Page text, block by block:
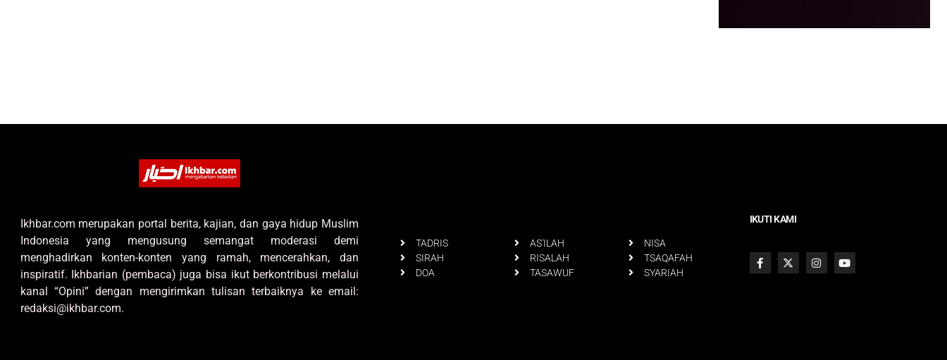
Ikhbar.com merupakan portal berita, kajian, dan gaya hidup Muslim
Indonesia yang mengusung semangat moderasi demi
menghadirkan konten-konten yang ramah, mencerahkan, dan
inspiratif. Ikhbarian (pembaca) juga bisa ikut berkontribusi melalui
kanal “Opini” dengan mengirimkan tulisan terbaiknya ke email:
redaksi@ikhbar.com.
TADRIS
SIRAH
DOA
AS'ILAH
RISALAH
TASAWUF
NISA
TSAQAFAH
SYARIAH
IKUTI KAMI